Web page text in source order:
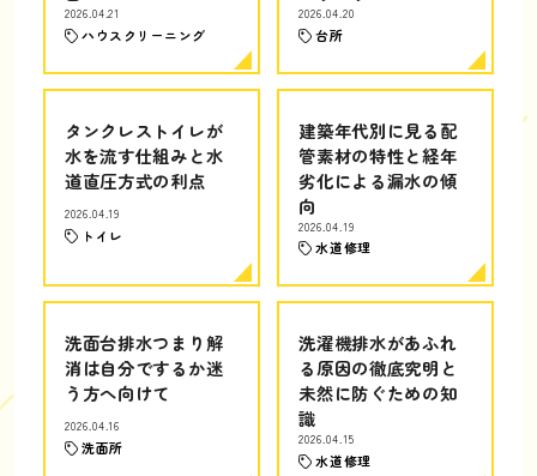
2026.04.21
ハウスクリーニング
2026.04.20
台所
タンクレストイレが
水を流す仕組みと水
道直圧方式の利点
2026.04.19
トイレ
建築年代別に見る配
管素材の特性と経年
劣化による漏水の傾
向
2026.04.19
水道修理
洗面台排水つまり解
消は自分でするか迷
う方へ向けて
2026.04.16
洗面所
洗濯機排水があふれ
る原因の徹底究明と
未然に防ぐための知
識
2026.04.15
水道修理